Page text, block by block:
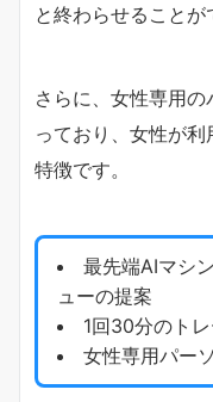
と終わらせることが
さらに、女性専用
っており、女性が
特徴です。
最先端AIマシ
ューの提案
1回30分のト
女性専用パー